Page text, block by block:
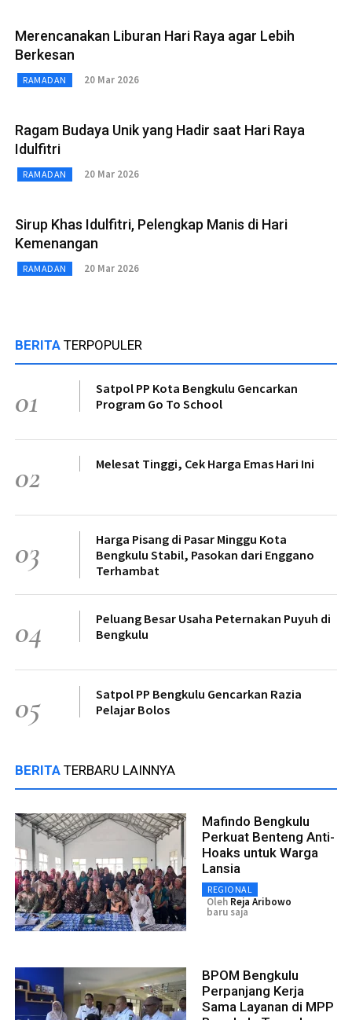
Merencanakan Liburan Hari Raya agar Lebih
Berkesan
RAMADAN 20 Mar 2026
Ragam Budaya Unik yang Hadir saat Hari Raya
Idulfitri
RAMADAN 20 Mar 2026
Sirup Khas Idulfitri, Pelengkap Manis di Hari
Kemenangan
RAMADAN 20 Mar 2026
BERITA TERPOPULER
01
Satpol PP Kota Bengkulu Gencarkan
Program Go To School
02 Melesat Tinggi, Cek Harga Emas Hari Ini
03
Harga Pisang di Pasar Minggu Kota
Bengkulu Stabil, Pasokan dari Enggano
Terhambat
04
Peluang Besar Usaha Peternakan Puyuh di
Bengkulu
05
Satpol PP Bengkulu Gencarkan Razia
Pelajar Bolos
BERITA TERBARU LAINNYA
Mafindo Bengkulu
Perkuat Benteng Anti-
Hoaks untuk Warga
Lansia
REGIONAL
Oleh Reja Aribowo
baru saja
BPOM Bengkulu
Perpanjang Kerja
Sama Layanan di MPP